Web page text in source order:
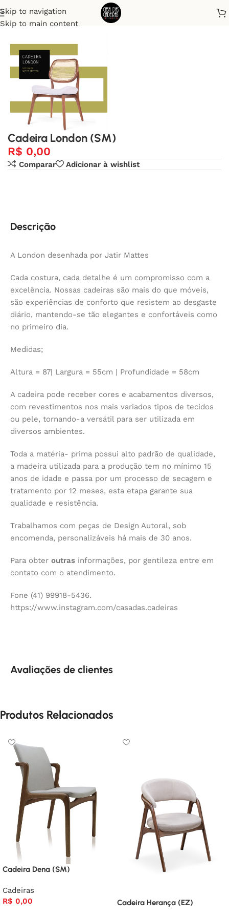
Skip to navigation
Skip to main content
Início Cadeiras
Cadeira London (SM)
R$ 0,00
Comparar Adicionar à wishlist
Descrição
A London desenhada por Jatir Mattes
Cada costura, cada detalhe é um compromisso com a
excelência. Nossas cadeiras são mais do que móveis,
são experiências de conforto que resistem ao desgaste
diário, mantendo-se tão elegantes e confortáveis como
no primeiro dia.
Medidas;
Altura = 87| Largura = 55cm | Profundidade = 58cm
A cadeira pode receber cores e acabamentos diversos,
com revestimentos nos mais variados tipos de tecidos
ou pele, tornando-a versátil para ser utilizada em
diversos ambientes.
Toda a matéria- prima possui alto padrão de qualidade,
a madeira utilizada para a produção tem no mínimo 15
anos de idade e passa por um processo de secagem e
tratamento por 12 meses, esta etapa garante sua
qualidade e resistência.
Trabalhamos com peças de Design Autoral, sob
encomenda, personalizáveis há mais de 30 anos.
Para obter outras informações, por gentileza entre em
contato com o atendimento.
Fone (41) 99918-5436.
https://www.instagram.com/casadas.cadeiras
Avaliações de clientes
Produtos Relacionados
Cadeira Dena (SM)
Cadeiras
R$ 0,00 Cadeira Herança (EZ)